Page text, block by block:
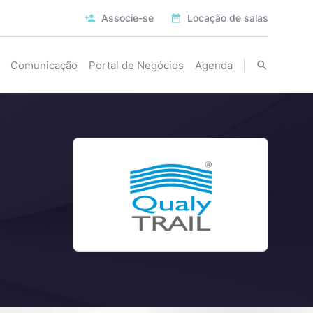
Associe-se Locação de salas
Comunicação Portal de Negócios Agenda